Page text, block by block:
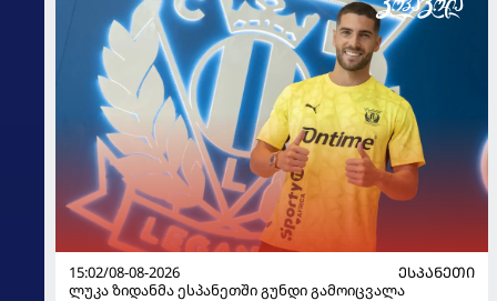
15:02/08-08-2026
ᲔᲡᲞᲐᲜᲔᲗᲘ
ლუკა ზიდანმა ესპანეთში გუნდი გამოიცვალა